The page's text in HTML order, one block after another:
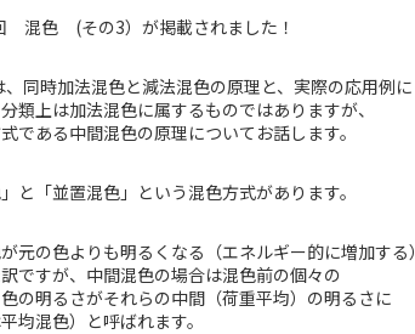
混色 (その3）が掲載されました！
同時加法混色と減法混色の原理と、実際の応用例に
類上は加法混色に属するものではありますが、
である中間混色の原理についてお話します。
と「並置混色」という混色方式があります。
元の色よりも明るくなる（エネルギー的に増加する）
ですが、中間混色の場合は混色前の個々の
の明るさがそれらの中間（荷重平均）の明るさに
均混色）と呼ばれます。